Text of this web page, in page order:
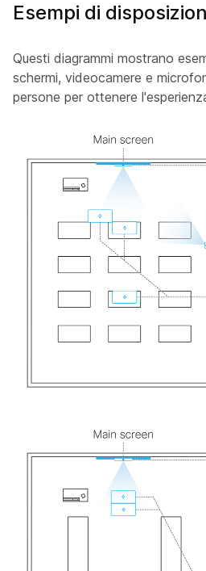
Esempi di
Questi diagrammi mostrano
schermi, videocamere e
persone per ottenere